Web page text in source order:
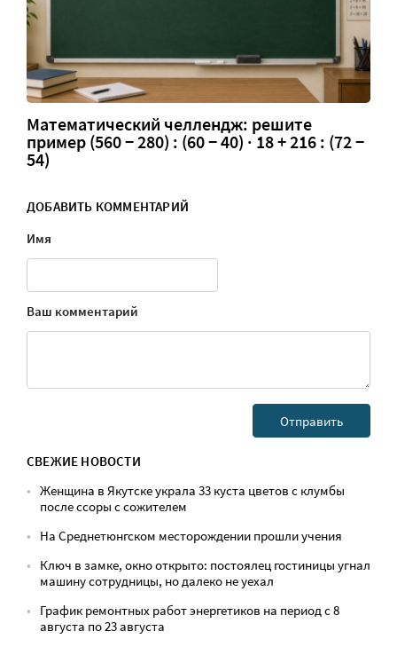
Математический челлендж: решите
пример (560 − 280) : (60 − 40) · 18 + 216 : (72 −
54)
ДОБАВИТЬ КОММЕНТАРИЙ
Имя
Ваш комментарий
СВЕЖИЕ НОВОСТИ
Женщина в Якутске украла 33 куста цветов с клумбы
после ссоры с сожителем
На Среднетюнгском месторождении прошли учения
Ключ в замке, окно открыто: постоялец гостиницы угнал
машину сотрудницы, но далеко не уехал
График ремонтных работ энергетиков на период с 8
августа по 23 августа